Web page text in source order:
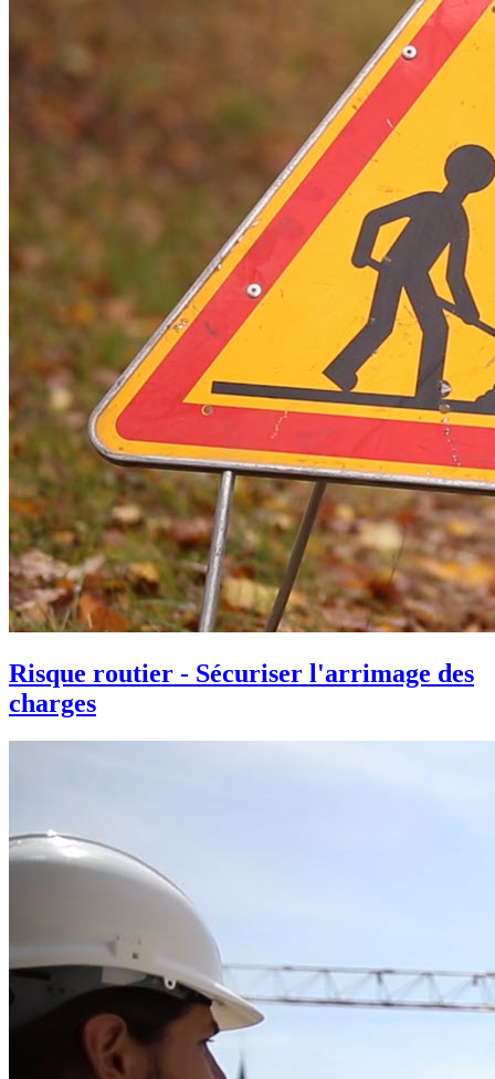
Risque routier - Sécuriser l'arrimage des
charges